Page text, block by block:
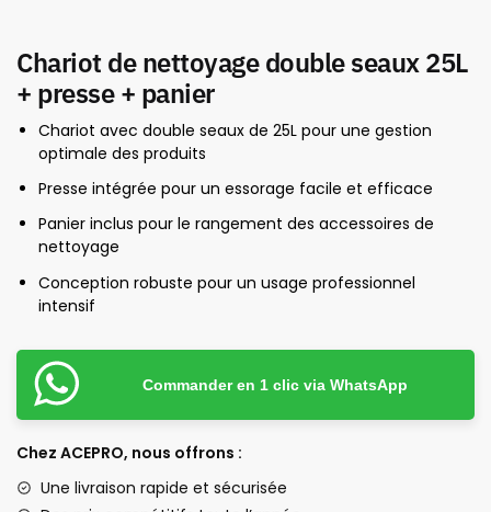
Chariot de nettoyage double seaux 25L
+ presse + panier
Chariot avec double seaux de 25L pour une gestion
optimale des produits
Presse intégrée pour un essorage facile et efficace
Panier inclus pour le rangement des accessoires de
nettoyage
Conception robuste pour un usage professionnel
intensif
Commander en 1 clic via WhatsApp
Chez ACEPRO, nous offrons :
Une livraison rapide et sécurisée